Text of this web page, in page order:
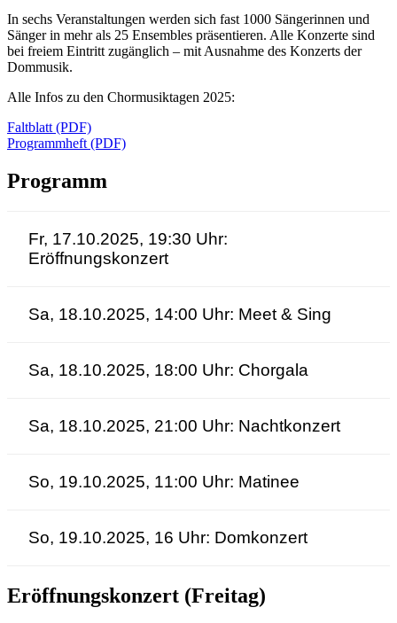
In sechs Veranstaltungen werden sich fast 1000 Sängerinnen und
Sänger in mehr als 25 Ensembles präsentieren. Alle Konzerte sind
bei freiem Eintritt zugänglich – mit Ausnahme des Konzerts der
Dommusik.
Alle Infos zu den Chormusiktagen 2025:
Faltblatt (PDF)
Programmheft (PDF)
Programm
Fr, 17.10.2025, 19:30 Uhr:
Eröffnungskonzert
Sa, 18.10.2025, 14:00 Uhr: Meet & Sing
Sa, 18.10.2025, 18:00 Uhr: Chorgala
Sa, 18.10.2025, 21:00 Uhr: Nachtkonzert
So, 19.10.2025, 11:00 Uhr: Matinee
So, 19.10.2025, 16 Uhr: Domkonzert
Eröffnungskonzert (Freitag)